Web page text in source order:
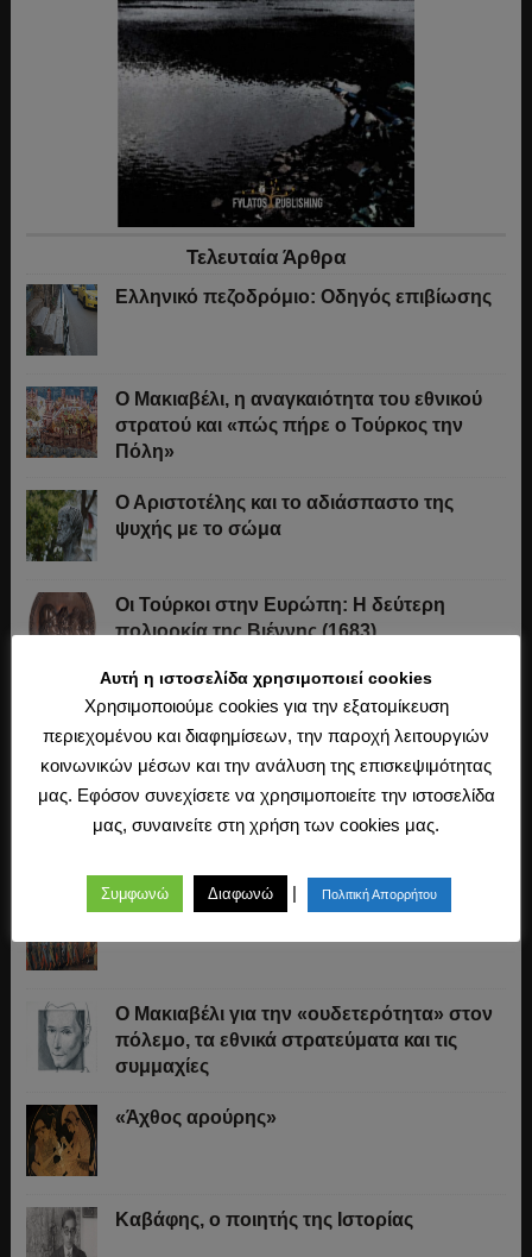
Τελευταία Άρθρα
Ελληνικό πεζοδρόμιο: Οδηγός επιβίωσης
Ο Μακιαβέλι, η αναγκαιότητα του εθνικού
στρατού και «πώς πήρε ο Τούρκος την
Πόλη»
Ο Αριστοτέλης και το αδιάσπαστο της
ψυχής με το σώμα
Οι Τούρκοι στην Ευρώπη: Η δεύτερη
πολιορκία της Βιέννης (1683)
Το μυστικό λεξιλόγιο των παλαιών χτιστών
της Ηπείρου
«Δει δη χρημάτων.» Κάντε μια μικρή
«δωρεά» στον «Ερανιστή»!
Το παιδομάζωμα
O Μακιαβέλι για την «ουδετερότητα» στον
πόλεμο, τα εθνικά στρατεύματα και τις
συμμαχίες
«Άχθος αρούρης»
Καβάφης, ο ποιητής της Ιστορίας
Αυτή η ιστοσελίδα χρησιμοποιεί cookies
Χρησιμοποιούμε cookies για την εξατομίκευση
περιεχομένου και διαφημίσεων, την παροχή λειτουργιών
κοινωνικών μέσων και την ανάλυση της επισκεψιμότητας
μας. Εφόσον συνεχίσετε να χρησιμοποιείτε την ιστοσελίδα
μας, συναινείτε στη χρήση των cookies μας.
Συμφωνώ Διαφωνώ | Πολιτική Απορρήτου